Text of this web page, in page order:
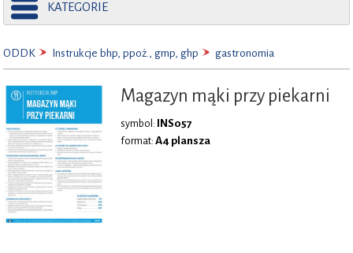
KATEGORIE
ODDK Instrukcje bhp, ppoż., gmp, ghp gastronomia
Magazyn mąki przy piekarni
symbol: INS057
format: A4 plansza